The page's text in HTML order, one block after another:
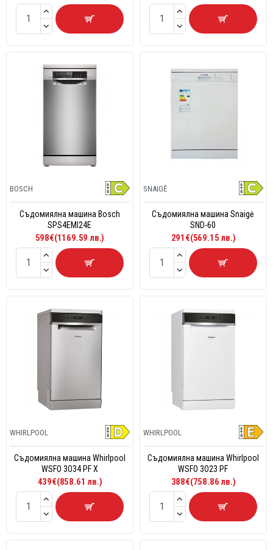
BOSCH
Съдомиялна машина Bosch
SPS4EMI24E
598€(1169.59 лв.)
SNAIGĖ
Съдомиялна машина Snaigė
SND-60
291€(569.15 лв.)
WHIRLPOOL
Съдомиялна машина Whirlpool
WSFO 3O34 PF X
439€(858.61 лв.)
WHIRLPOOL
Съдомиялна машина Whirlpool
WSFO 3O23 PF
388€(758.86 лв.)